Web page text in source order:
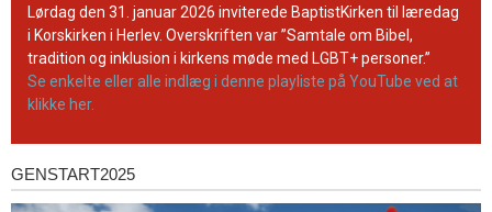
YouTube-
kanal
Lørdag den 31. januar 2026 inviterede BaptistKirken til læredag
i Korskirken i Herlev. Overskriften var ”Samtale om Bibel,
tradition og inklusion i kirkens møde med LGBT+ personer.”
Se enkelte eller alle indlæg i denne playliste på YouTube ved at
klikke her.
Genstart2025
GENSTART2025